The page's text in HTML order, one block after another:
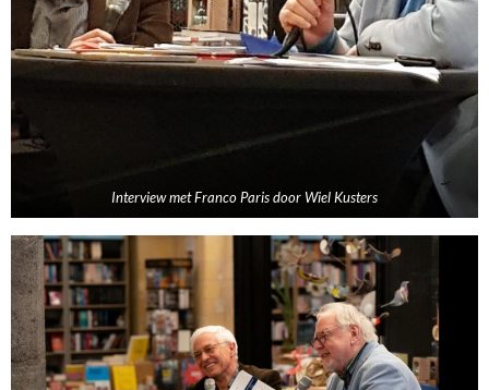
Interview met Franco Paris door Wiel Kusters